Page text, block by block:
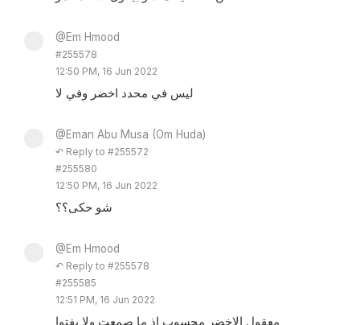
@Em Hmood
#255578
12:50 PM, 16 Jun 2022
ليس في محدد اخضر وفي لا
@Eman Abu Musa (Om Huda)
↶ Reply to #255572
#255580
12:50 PM, 16 Jun 2022
شو حكى؟؟
@Em Hmood
↶ Reply to #255578
#255585
12:51 PM, 16 Jun 2022
معقول الاخضر محسوب اذ ما صمعت ولا بفتوا